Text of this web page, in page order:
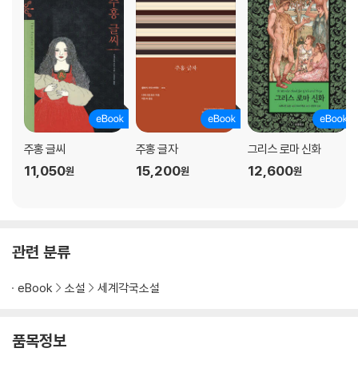
주홍 글씨
11,050원
주홍 글자
15,200원
그리스 로마 신화
12,600원
관련 분류
eBook 소설 세계각국소설
품목정보